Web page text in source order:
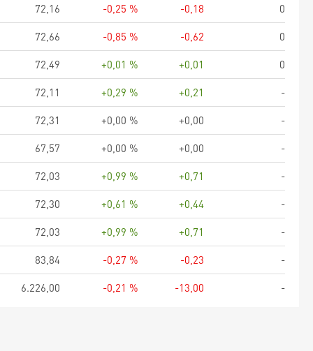
72,16 -0,25 % -0,18
0
72,66
-0,85 % -0,62
0
72,49
+0,01 % +0,01
0
72,11
+0,29 % +0,21
-
72,31
+0,00 % +0,00
-
67,57
+0,00 % +0,00
-
72,03
+0,99 % +0,71
-
72,30
+0,61 % +0,44
-
72,03
+0,99 % +0,71
-
83,84
-0,27 % -0,23
-
6.226,00
-0,21 % -13,00 -